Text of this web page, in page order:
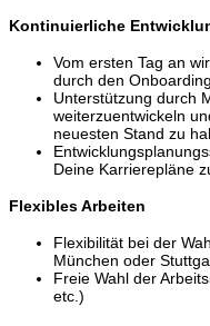
Kontinuierliche
Vom ersten Tag an
durch den
Unterstützung durch
weiterzuentwickeln
neuesten Stand zu
Deine Karrierepläne
Flexibles Arbeiten
Flexibilität bei der
München oder
Freie Wahl der
etc.)